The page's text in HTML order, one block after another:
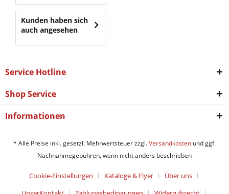
Kunden haben sich
auch angesehen
Service Hotline
Shop Service
Informationen
* Alle Preise inkl. gesetzl. Mehrwertsteuer zzgl.Versandkosten und ggf.
Nachnahmegebühren, wenn nicht anders beschrieben
Cookie-Einstellungen Kataloge & Flyer
Über uns